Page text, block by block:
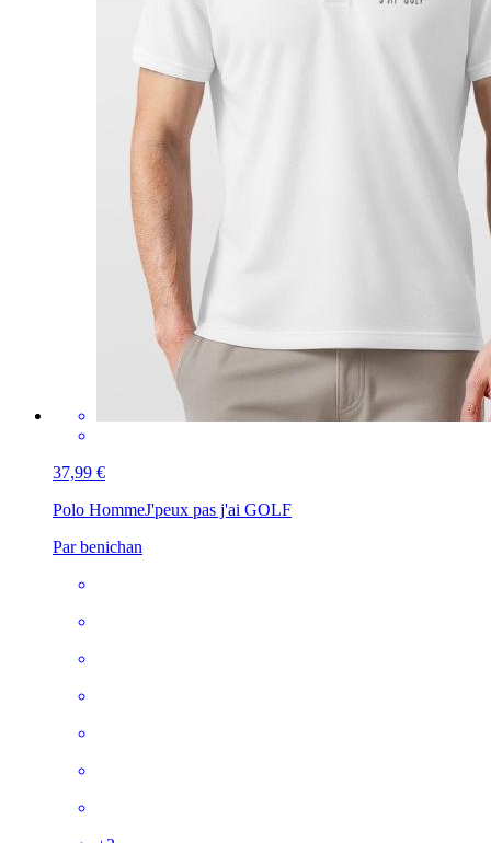
37,99 €
Polo HommeJ'peux pas j'ai GOLF
Par benichan